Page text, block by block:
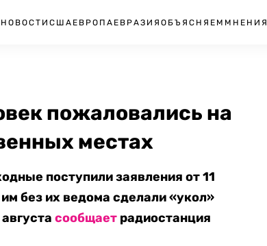
НОВОСТИ США ЕВРОПА ЕВРАЗИЯ ОБЪЯСНЯЕМ МНЕНИЯ
пожаловались на
местах
поступили заявления от 11
без их ведома сделали «укол»
сообщает радиостанция